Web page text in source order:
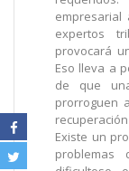
expertos
provocará
Eso lleva a
de que
prorroguen
Existe un